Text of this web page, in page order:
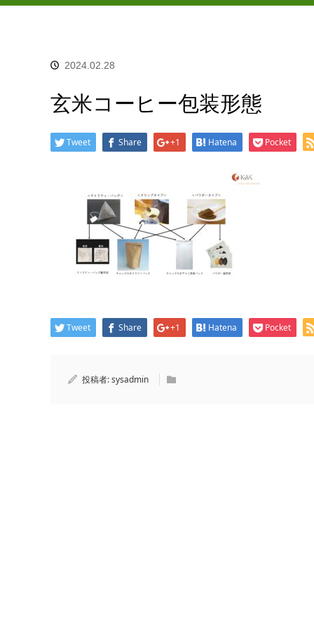
2024.02.28
玄米コーヒー包装形態
Tweet Share +1 Hatena Pocket
Tweet Share +1 Hatena Pocket
投稿者:sysadmin